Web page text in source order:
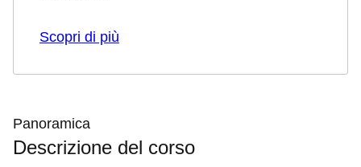
Panoramica
Descrizione del corso
Scopri di più